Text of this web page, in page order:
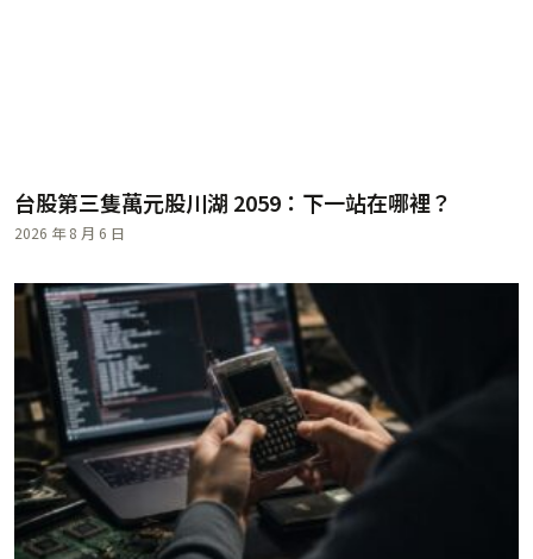
台股第三隻萬元股川湖 2059：下一站在哪裡？
2026 年 8 月 6 日